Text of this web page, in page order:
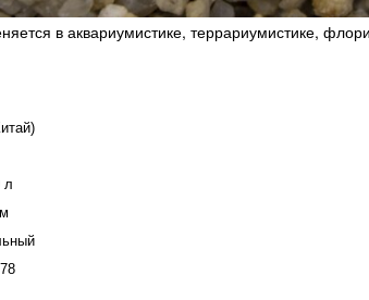
в аквариумистике, террариумистике,
л